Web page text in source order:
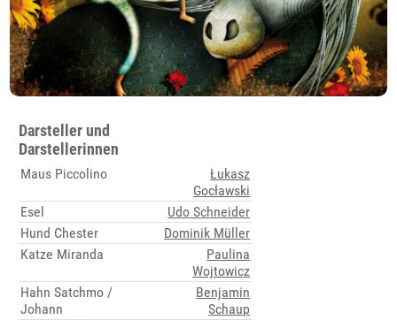
Darsteller und
Darstellerinnen
Maus Piccolino
Łukasz
Gocławski
Esel
Udo Schneider
Hund Chester
Dominik Müller
Katze Miranda
Paulina
Wojtowicz
Hahn Satchmo /
Johann
Benjamin
Schaup